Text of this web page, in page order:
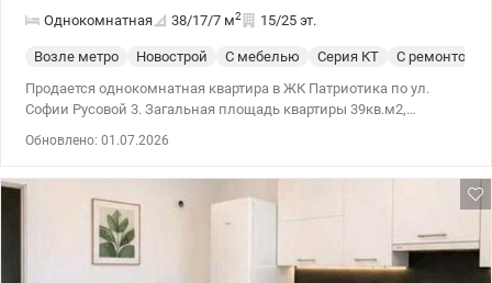
Однокомнатная 38/17/7 м2 15/25 эт.
Возле метро Новострой С мебелью Серия КТ
С ремонтом
Продается однокомнатная квартира в ЖК Патриотика по ул.
Софии Русовой 3. Загальная площадь квартиры 39кв.м2,
ремонт, бытовая техника и техника: прямая машина,
квартире зашиваются. В доме установлен инвертор при
отключенном освещении, воде и отоплении, работает лифт, а
также консьерж и видеоогляд, три лифта. Найдите
путешественников среди детей и спортивных майданчиков.
Развита инфраструктура: до метро Позняки 10 хвилин пішки.
Обновлено: 01.07.2026